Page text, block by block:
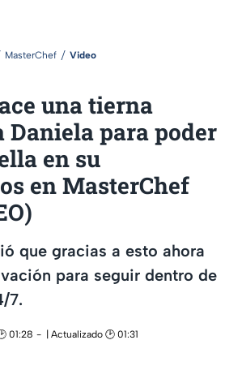
MasterChef Video
una tierna
Daniela para poder
en su
en MasterChef
que gracias a esto ahora
para seguir dentro de
7.
01:28 | Actualizado 🕑 01:31